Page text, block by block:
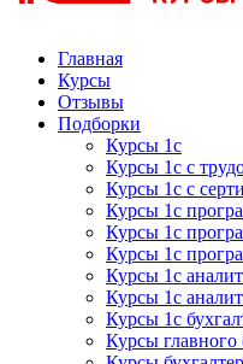
Курсы 1С
Курсы 1С официальная
Главная
Курсы
Отзывы
Подборки
Курсы 1с
Курсы 1с с
Курсы 1с с
Курсы 1с
Курсы 1с
Курсы 1с
Курсы 1с
Курсы 1с
Курсы 1с
Курсы главного